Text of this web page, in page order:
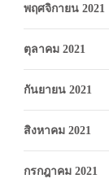
พฤศจิกายน 2021
ตุลาคม 2021
กันยายน 2021
สิงหาคม 2021
กรกฎาคม 2021